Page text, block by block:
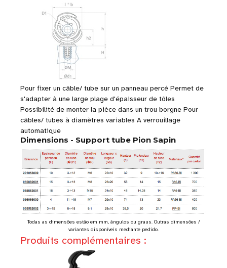
Pour fixer un câble/ tube sur un panneau percé Permet de
s'adapter à une large plage d'épaisseur de tôles
Possibilité de monter la pièce dans un trou borgne Pour
câbles/ tubes à diamètres variables A verrouillage
automatique
Dimensions - Support tube Pion Sapin
Todas as dimensões estão em mm, ângulos ou graus. Outras dimensões /
variantes disponíveis mediante pedido.
Produits complémentaires :